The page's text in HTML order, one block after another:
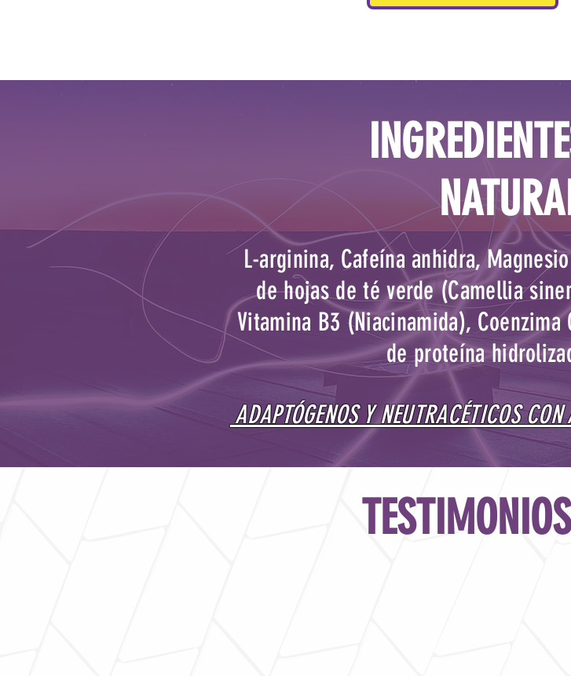
L-arginina, Cafeína anhidra,
de hojas de té verde (Camellia
Vitamina B3 (Niacinamida), Coenzima
de proteína
ADAPTÓGENOS Y NEUTRACÉTICOS